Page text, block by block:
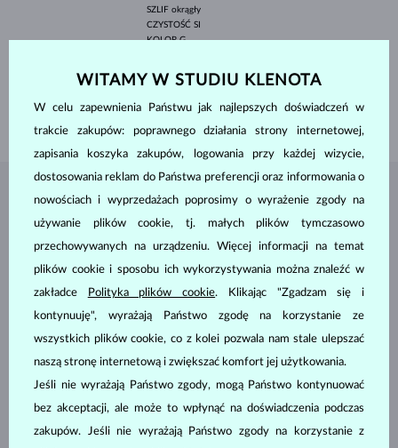
SZLIF okrągły
CZYSTOŚĆ SI
KOLORG
BIŻUTERIA ZATELIER KLENOTA
WITAMY W STUDIU KLENOTA
W celu zapewnienia Państwu jak najlepszych doświadczeń w
trakcie zakupów: poprawnego działania strony internetowej,
zapisania koszyka zakupów, logowania przy każdej wizycie,
dostosowania reklam do Państwa preferencji oraz informowania o
nowościach i wyprzedażach poprosimy o wyrażenie zgody na
używanie plików cookie, tj. małych plików tymczasowo
przechowywanych na urządzeniu. Więcej informacji na temat
plików cookie i sposobu ich wykorzystywania można znaleźć w
zakładce
Polityka plików cookie. Klikając "Zgadzam się i
kontynuuję", wyrażają Państwo zgodę na korzystanie ze
wszystkich plików cookie, co z kolei pozwala nam stale ulepszać
naszą stronę internetową i zwiększać komfort jej użytkowania.
Jeśli nie wyrażają Państwo zgody, mogą Państwo kontynuować
bez akceptacji, ale może to wpłynąć na doświadczenia podczas
zakupów. Jeśli nie wyrażają Państwo zgody na korzystanie z